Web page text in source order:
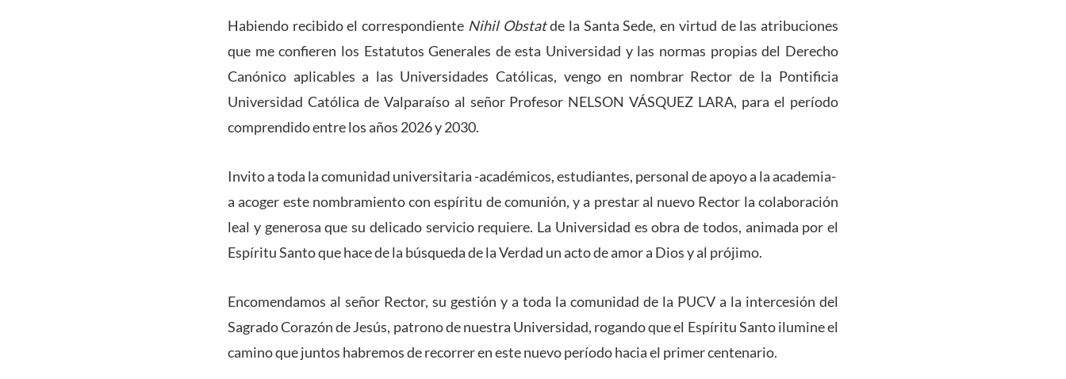
Habiendo recibido el correspondiente Nihil Obstatde la Santa Sede, en virtud de las atribuciones
que me confieren los Estatutos Generales de esta Universidad y las normas propias del Derecho
Canónico aplicables a las Universidades Católicas, vengo en nombrar Rector de la Pontificia
Universidad Católica de Valparaíso al señor Profesor NELSON VÁSQUEZ LARA, para el período
comprendido entre los años 2026 y 2030.
Invito a toda la comunidad universitaria -académicos, estudiantes, personal de apoyo a la academia-
a acoger este nombramiento con espíritu de comunión, y a prestar al nuevo Rector la colaboración
leal y generosa que su delicado servicio requiere. La Universidad es obra de todos, animada por el
Espíritu Santo que hace de la búsqueda de la Verdad un acto de amor a Dios y al prójimo.
Encomendamos al señor Rector, su gestión y a toda la comunidad de la PUCV a la intercesión del
Sagrado Corazón de Jesús, patrono de nuestra Universidad, rogando que el Espíritu Santo ilumine el
camino que juntos habremos de recorrer en este nuevo período hacia el primer centenario.